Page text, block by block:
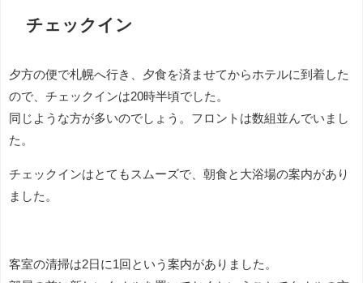
チェックイン
夕方の便で札幌へ行き、夕食を済ませてからホテルに到着した
ので、チェックインは20時半頃でした。
同じような方が多いのでしょう。フロントは数組並んでいまし
た。
チェックインはとてもスムーズで、朝食と大浴場の案内があり
ました。
客室の清掃は2日に1回という案内がありました。